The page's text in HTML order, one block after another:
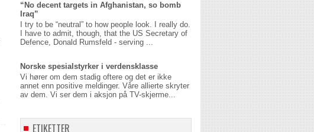
“No decent targets in Afghanistan, so bomb
Iraq”
I try to be “neutral” to how people look. I really do.
I have to admit, though, that the US Secretary of
Defence, Donald Rumsfeld - serving ...
Norske spesialstyrker i verdensklasse
Vi hører om dem stadig oftere og det er ikke
annet enn positive meldinger. Våre allierte skryter
av dem. Vi ser dem i aksjon på TV-skjerme...
ETIKETTER